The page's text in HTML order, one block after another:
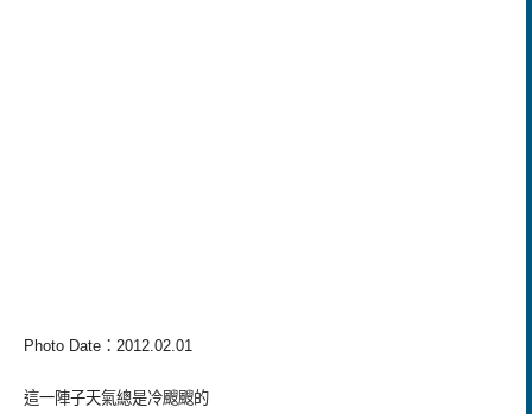
Photo Date ： 2012.02.01
這一陣子天氣總是冷颼颼的